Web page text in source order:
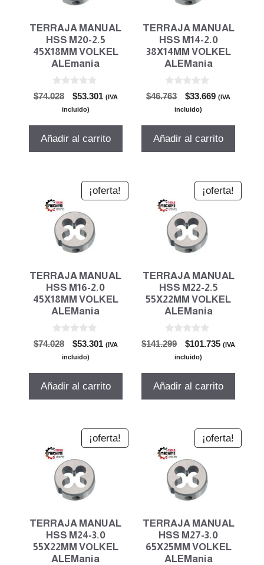
TERRAJA MANUAL
HSS M20-2.5
45X18MM VOLKEL
ALEmania
0
d
$74.028
El
precio
era:
$53.301 El
(IVA
incluido)
Añadir al carrito
TERRAJA MANUAL
HSS M14-2.0
38X14MM VOLKEL
ALEMania
0
d
$46.763
El
precio
era:
$33.669El(IVA
incluido)
Añadir al carrito
¡oferta!
TERRAJA MANUAL
HSS M16-2.0
45X18MM VOLKEL
ALEMania
0
d
$74.028
El
precio
era:
$53.301 El
(IVA
incluido)
Añadir al carrito
¡oferta!
TERRAJA MANUAL
HSS M22-2.5
55X22MM VOLKEL
ALEMania
0
d
$141.299
El
precio
era:
$101.735El(IVA
incluido)
Añadir al carrito
¡oferta!
TERRAJA MANUAL
HSS M24-3.0
55X22MM VOLKEL
ALEMania
¡oferta!
TERRAJA MANUAL
HSS M27-3.0
65X25MM VOLKEL
ALEMania